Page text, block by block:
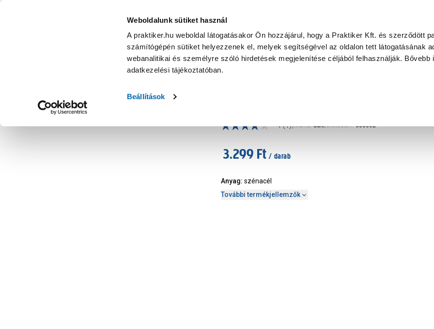
Weboldalunk sütiket használ
A praktiker.hu weboldal látogatásakor Ön hozzájárul, hogy a Praktiker Kft. és szerződött
számítógépén sütiket helyezzenek el, melyek segítségével az oldalon tett látogatásának
webanalitikai és személyre szóló hirdetések megjelenítése céljából felhasználják. Bővebb
adatkezelési tájékoztatóban.
Beállítások
KATEGÓRIÁK
Nyereményjáték Praktiker Professional Szakiajánló Ügyintézés és Információ
4 (1)|Márka: Suki|Cikkszám: 336002
3.299 Ft / darab
Anyag: szénacél
További termékjellemzők